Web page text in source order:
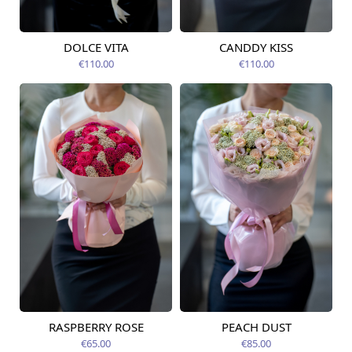
Pieejams šodien
DOLCE VITA
€110.00
Pieejams šodien
CANDDY KISS
€110.00
Pieejama no
RASPBERRY ROSE
€65.00
Pieejama no
PEACH DUST
€85.00